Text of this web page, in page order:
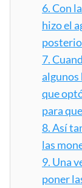
6.Con
hizo el
7.
algunos
que
para
8.Así
las
9. Una
poner